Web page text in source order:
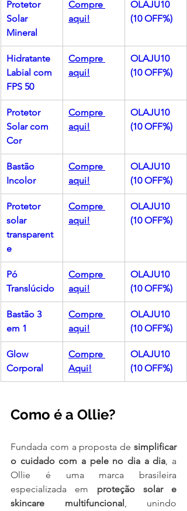
Protetor
Solar
Mineral
Compre
aqui!
OLAJU10
(10 OFF%)
Hidratante
Labial com
FPS 50
Compre
aqui!
OLAJU10
(10 OFF%)
Protetor
Solar com
Cor
Compre
aqui!
OLAJU10
(10 OFF%)
Bastão
Incolor
Compre
aqui!
OLAJU10
(10 OFF%)
Protetor
solar
transparent
e
Compre
aqui!
OLAJU10
(10 OFF%)
Pó
Translúcido
Compre
aqui!
OLAJU10
(10 OFF%)
Bastão 3
em 1
Compre
aqui!
OLAJU10
(10 OFF%)
Glow
Corporal
Compre
Aqui!
OLAJU10
(10 OFF%)
Como é a Ollie?
Fundada com a proposta de simplificar
o cuidado com a pele no dia a dia, a
Ollie é uma marca brasileira
especializada em proteção solar e
skincare multifuncional, unindo